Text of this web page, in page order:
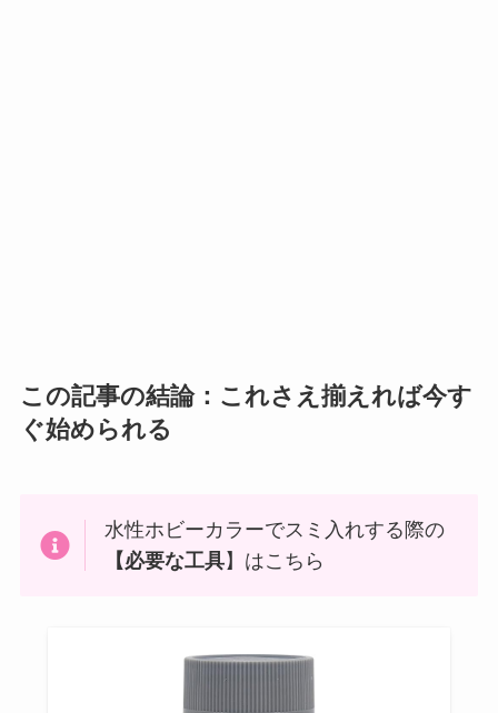
この記事の結論：これさえ揃えれば今す
ぐ始められる
水性ホビーカラーでスミ入れする際の
【必要な工具】はこちら